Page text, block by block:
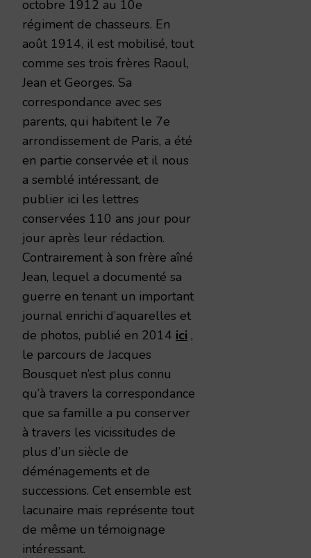
octobre 1912 au 10e
régiment de chasseurs. En
août 1914, il est mobilisé, tout
comme ses trois frères Raoul,
Jean et Georges. Sa
correspondance avec ses
parents, qui habitent le 7e
arrondissement de Paris, a été
en partie conservée et il nous
a semblé intéressant, de
publier ici les lettres
conservées 110 ans jour pour
jour après leur rédaction.
Contrairement à son frère aîné
Jean, lequel a documenté sa
guerre en tenant un important
journal enrichi d’aquarelles et
de photos, publié en 2014 ici ,
le parcours de Jacques
Bousquet n’est plus connu
qu’à travers la correspondance
que sa famille a pu conserver
à travers les vicissitudes de
plus d’un siècle de
déménagements et de
successions. Cet ensemble est
lacunaire mais représente tout
de même un témoignage
intéressant.